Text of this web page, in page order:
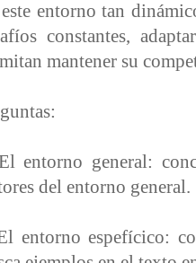
entorno tan
constantes,
mantener su
entorno general:
del entorno general.
entorno espefícico: